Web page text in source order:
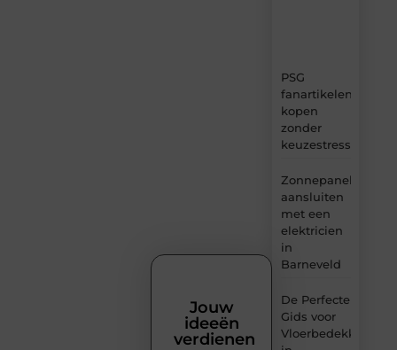
PSG
fanartikelen
kopen
zonder
keuzestress
Zonnepanelen
aansluiten
met een
elektricien
in
Barneveld
De Perfecte
Gids voor
Vloerbedekking
Jouw
ideeën
verdienen